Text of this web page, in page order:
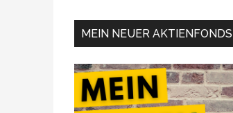
MEIN NEUER AKTIENFONDS